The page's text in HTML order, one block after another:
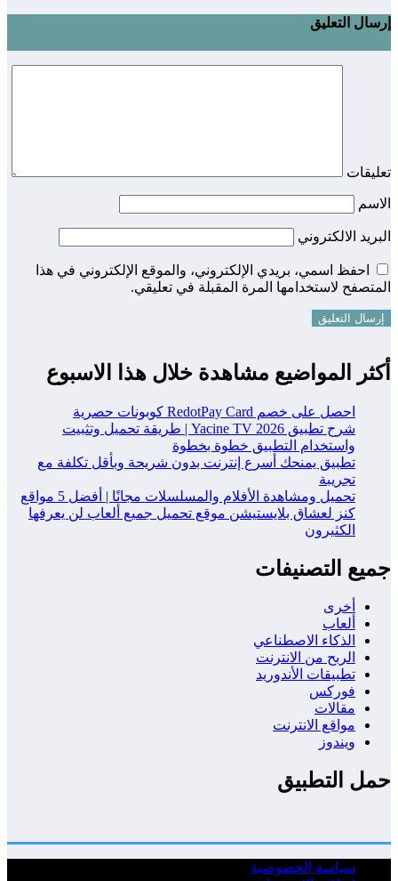
إرسال التعليق
تعليقات
الاسم
البريد الالكتروني
احفظ اسمي، بريدي الإلكتروني، والموقع الإلكتروني في هذا
المتصفح لاستخدامها المرة المقبلة في تعليقي.
أكثر المواضيع مشاهدة خلال هذا الاسبوع
احصل على خصم RedotPay Card كوبونات حصرية
شرح تطبيق Yacine TV 2026 | طريقة تحميل وتثبيت
واستخدام التطبيق خطوة بخطوة
تطبيق يمنحك أسرع إنترنت بدون شريحة وبأقل تكلفة مع
تجريبة
تحميل ومشاهدة الأفلام والمسلسلات مجانًا | أفضل 5 مواقع
كنز لعشاق بلايستيشن موقع تحميل جميع ألعاب لن يعرفها
الكثيرون
جميع التصنيفات
أخرى
ألعاب
الذكاء الاصطناعي
الربح من الانترنت
تطبيقات الأندوريد
فوركس
مقالات
مواقع الانترنت
ويندوز
حمل التطبيق
سياسة الخصوصية